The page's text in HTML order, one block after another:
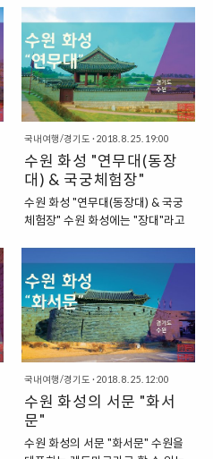
판매하고 있었습니다. 바로 "뼈다귀
해장국"과 "감자탕"을 판매하는 곳
이었지요. 그렇게, 저희는 몸을 녹이
기 위해서 뼈다귀 해장국을 한 그릇
씩 주문했습니다. "뼈..
성과 마찬가지로 동서남북의 방향
에 "4개의 대문"이 있는데요. 이를
4대 문이라고 하지요. 이번에는 이
4개의 대문 중에서 남쪽에 있는 대
문인 "팔달문"에 대해서 한 번 살펴
보도록 하겠습니다. "수원 화성의
남문인 팔달문" 팔달문은 수원 화성
의 남쪽에 있는 문입니다. 수원 화성
에서 상당한 크기를 자랑하는 성문
인데요. 이 주변으로는 다양한 시장
이 있기도 하고, 시장뿐만 아니라,
큰 상권이 형성되기도 했습니다. 그
래서 과거에는 남문 주변에 있는
"수원 남문길"이 수원의 중심 상권
이기도 했지요. 하지만, 지금은 "수
원역"이 새롭게 건축되면서 상권이
수원역 쪽으로 모조리 이동하게 되
었답니다. 2018/08/24..
국내여행/경기도 · 2018. 8. 25. 19:00
수원 화성 "연무대(동장
대) & 국궁체험장"
수원 화성 "연무대(동장대) & 국궁
체험장" 수원 화성에는 "장대"라고
쪽은 동쪽에 있는 동장대인데요. 이
러한 장대는 "화성의 군사지휘본
부"라고 할 수 있는 시설입니다. 서
장대에서는 화성의 성 전체가 한눈
에 보이는 경치를 자랑하는데요. 팔
달산 정상에 위치하고 있어서, 더 이
상 군사를 지휘할 일이 없는 현대에
는 경치를 조망하는 용도로 쓰이게
되었습니다. 2018/08/25 - 수원
화성 "서장대 & 서노대" "동쪽에 있
는 군사지휘본부, 동장대(연무대)"
국내여행/경기도 · 2018. 8. 25. 12:00
수원 화성의 서문 "화서
문"
수원 화성의 서문 "화서문" 수원을